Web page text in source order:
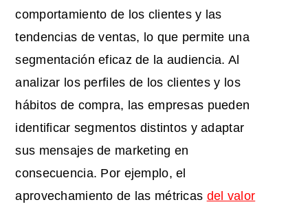
comportamiento de los clientes y las
tendencias de ventas, lo que permite una
segmentación eficaz de la audiencia. Al
analizar los perfiles de los clientes y los
hábitos de compra, las empresas pueden
identificar segmentos distintos y adaptar
sus mensajes de marketing en
consecuencia. Por ejemplo, el
aprovechamiento de las métricas del valor